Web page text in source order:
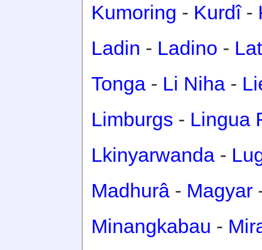
Kumoring - Kurdî-
Ladin - Ladino -
Tonga - Li Niha -
Limburgs - Lingua
Lkinyarwanda -
Madhurâ - Magyar
Minangkabau -